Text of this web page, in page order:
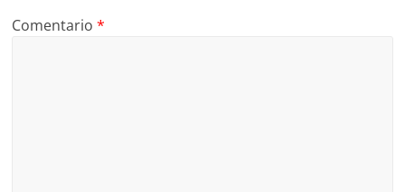
Comentario*